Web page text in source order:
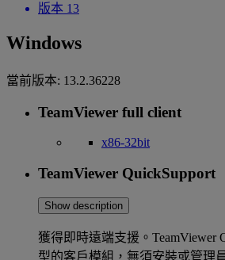
版本 13
Windows
當前版本: 13.2.36228
TeamViewer full client
x86-32bit
TeamViewer QuickSupport
Show description
獲得即時遠端支援。TeamViewer
型的客戶模組，無須安裝或管